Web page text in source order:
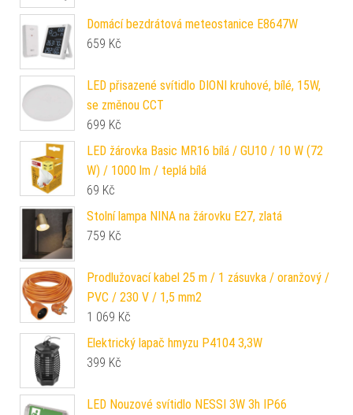
Domácí bezdrátová meteostanice E8647W
659 Kč
LED přisazené svítidlo DIONI kruhové, bílé, 15W,
se změnou CCT
699 Kč
LED žárovka Basic MR16 bílá / GU10 / 10 W (72
W) / 1000 lm / teplá bílá
69 Kč
Stolní lampa NINA na žárovku E27, zlatá
759 Kč
Prodlužovací kabel 25 m / 1 zásuvka / oranžový /
PVC / 230 V / 1,5 mm2
1 069 Kč
Elektrický lapač hmyzu P4104 3,3W
399 Kč
LED Nouzové svítidlo NESSI 3W 3h IP66